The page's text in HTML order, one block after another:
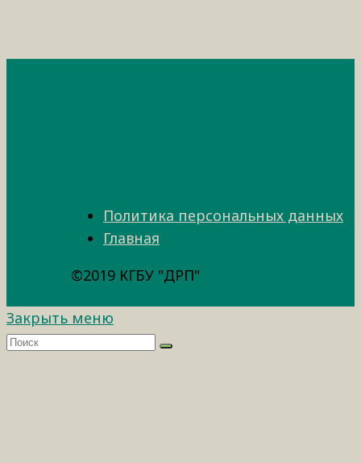
Политика персональных данных
Главная
©2019 КГБУ "ДРП"
Закрыть меню